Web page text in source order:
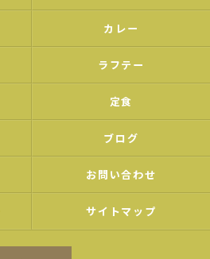
カレー
ラフテー
定食
ブログ
お問い合わせ
サイトマップ